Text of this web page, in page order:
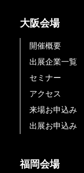
大阪会場
開催概要
出展企業一覧
セミナー
アクセス
来場お申込み
出展お申込み
福岡会場